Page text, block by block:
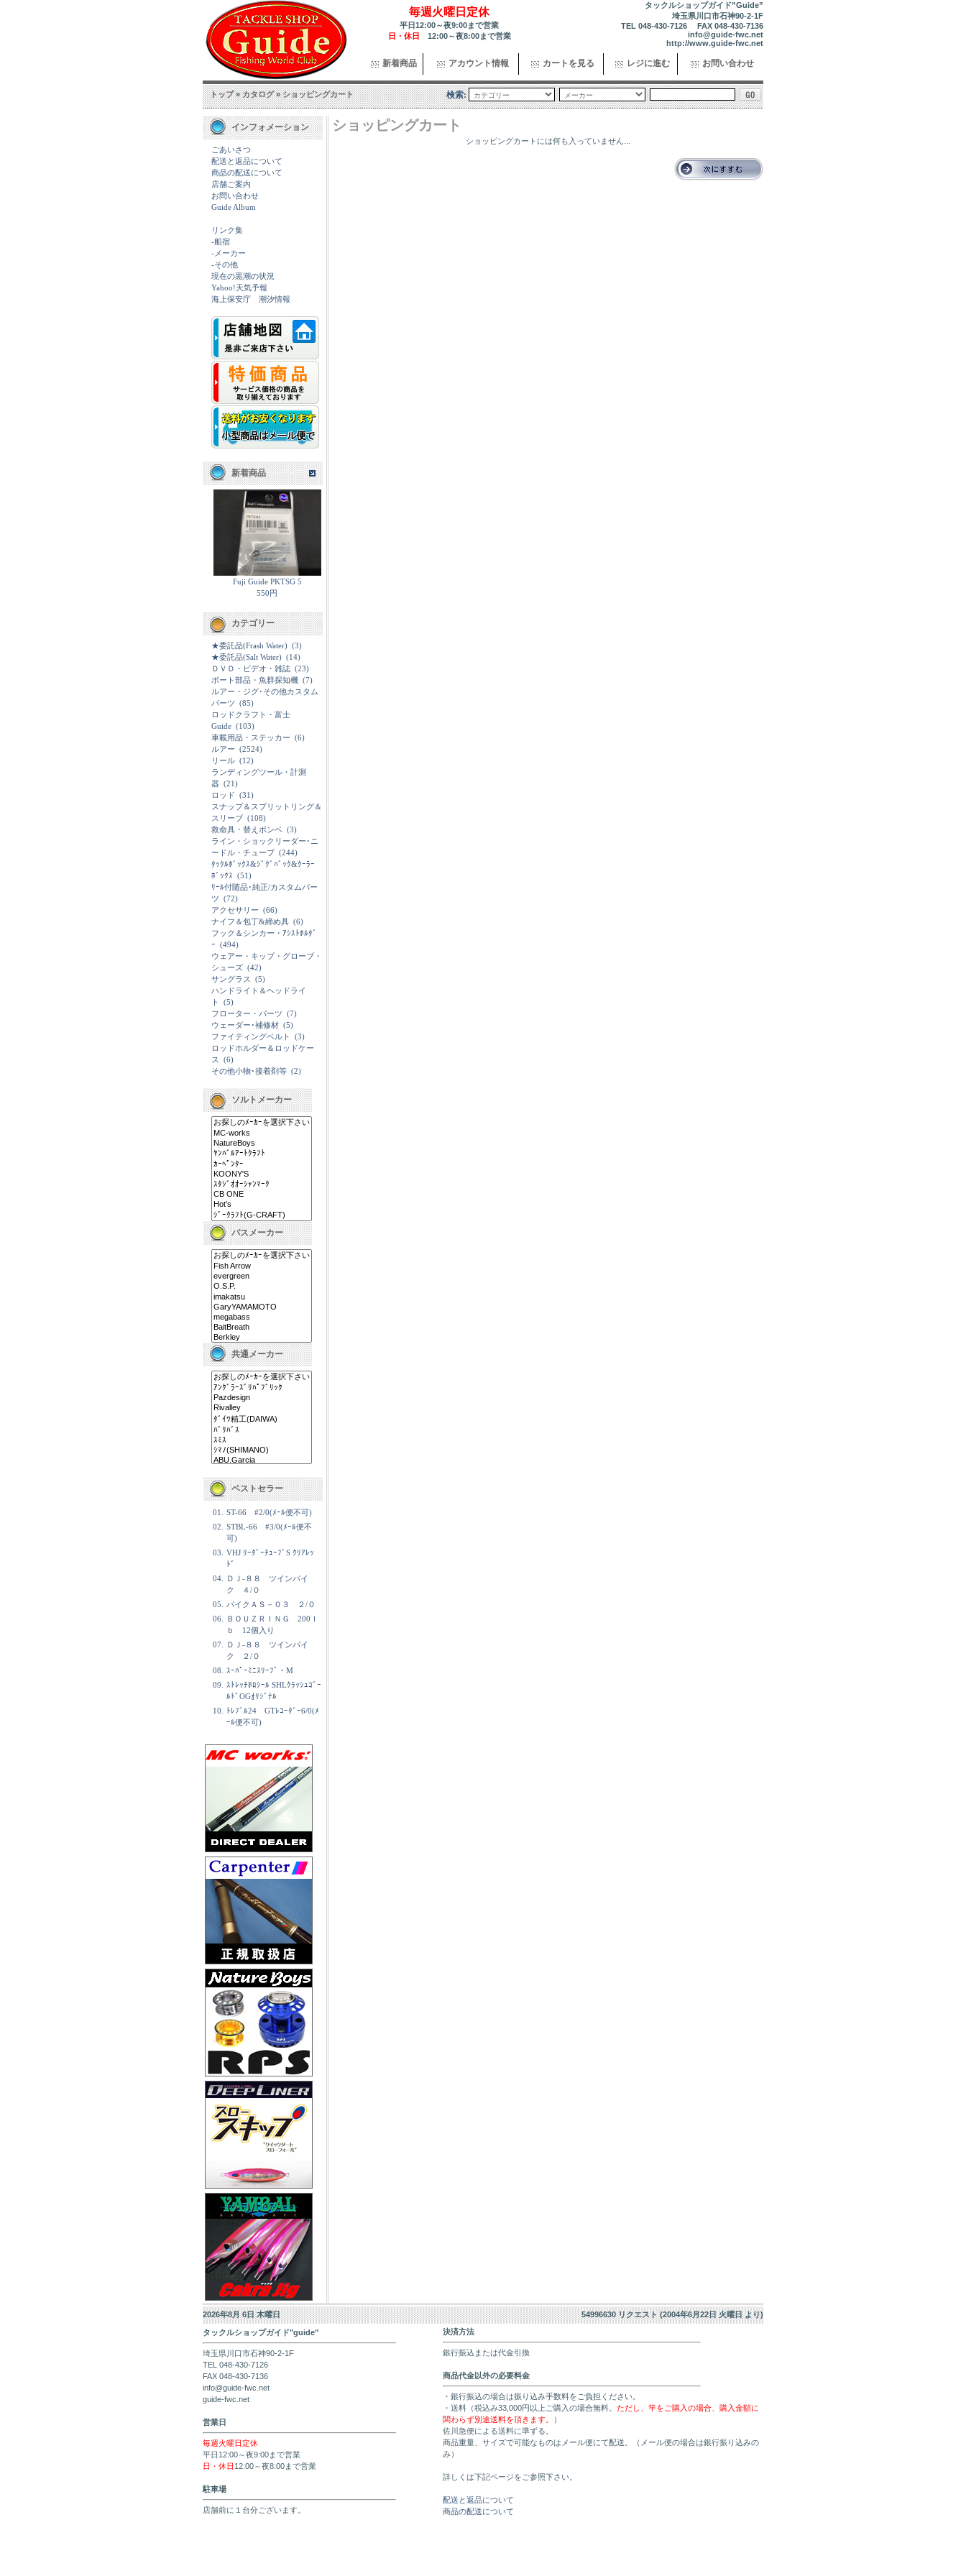
毎週火曜日定休
平日12:00～夜9:00まで営業
日・休日 12:00～夜8:00まで営業
タックルショップガイド”Guide”
埼玉県川口市石神90-2-1F
TEL 048-430-7126 FAX 048-430-7136
info@guide-fwc.net
http://www.guide-fwc.net
新着商品 アカウント情報 カートを見る レジに進む お問い合わせ
トップ»カタログ»ショッピングカート 検索:
インフォメーション
ごあいさつ
配送と返品について
商品の配送について
店舗ご案内
お問い合わせ
Guide Album
リンク集
-船宿
-メーカー
-その他
現在の黒潮の状況
Yahoo!天気予報
海上保安庁 潮汐情報
新着商品
Fuji Guide PKTSG 5
550円
カテゴリー
★委託品(Frash Water) (3)
★委託品(Salt Water) (14)
ＤＶＤ・ビデオ・雑誌 (23)
ボート部品・魚群探知機 (7)
ルアー・ジグ･その他カスタム
パーツ (85)
ロッドクラフト・富士
Guide (103)
車載用品・ステッカー (6)
ルアー (2524)
リール (12)
ランディングツール・計測
器 (21)
ロッド (31)
スナップ＆スプリットリング＆
スリーブ (108)
救命具・替えボンベ (3)
ライン・ショックリーダー･ニ
ードル・チューブ (244)
ﾀｯｸﾙﾎﾞｯｸｽ&ｼﾞｸﾞﾊﾞｯｸ&ｸｰﾗｰ
ﾎﾞｯｸｽ (51)
ﾘｰﾙ付随品･純正/カスタムパー
ツ (72)
アクセサリー (66)
ナイフ＆包丁&締め具 (6)
フック＆シンカー・ｱｼｽﾄﾎﾙﾀﾞ
ｰ (494)
ウェアー・キップ・グローブ・
シューズ (42)
サングラス
(5)
ハンドライト＆ヘッドライ
ト
(5)
フローター・パーツ (7)
ウェーダー･補修材 (5)
ファイティングベルト
(3)
ロッドホルダー＆ロッドケー
ス
(6)
その他小物･接着剤等 (2)
ソルトメーカー
バスメーカー
共通メーカー
ベストセラー
01.
ST-66 #2/0(ﾒｰﾙ便不可)
02.
STBL-66 #3/0(ﾒｰﾙ便不
可)
03.
VHJ ﾘｰﾀﾞｰﾁｭｰﾌﾞS ｸﾘｱﾚｯ
ﾄﾞ
04.
ＤＪ-８８ ツインパイ
ク ４/０
05.
パイクＡＳ－０３ ２/０
06.
ＢＯＵＺＲＩＮＧ 200ｌ
ｂ 12個入り
07.
ＤＪ-８８ ツインパイ
ク ２/０
08.
ｽｰﾊﾟｰﾐﾆｽﾘｰﾌﾞ・M
09.
ｽﾄﾚｯﾁﾎﾛｼｰﾙ SHLｸﾗｯｼｭｺﾞｰ
ﾙﾄﾞOGｵﾘｼﾞﾅﾙ
10.
ﾄﾚﾌﾞﾙ24 GTﾚｺｰﾀﾞｰ6/0(ﾒ
ｰﾙ便不可)
ショッピングカート
ショッピングカートには何も入っていません...
2026年8月 6日 木曜日 54996630 リクエスト (2004年6月22日 火曜日 より)
タックルショップガイド"guide"
埼玉県川口市石神90-2-1F
TEL 048-430-7126
FAX 048-430-7136
info@guide-fwc.net
guide-fwc.net
営業日
毎週火曜日定休
平日12:00～夜9:00まで営業
日・休日 12:00～夜8:00まで営業
駐車場
店舗前に１台分ございます。
決済方法
銀行振込または代金引換
商品代金以外の必要料金
・銀行振込の場合は振り込み手数料をご負担ください。
・送料（税込み33,000円以上ご購入の場合無料。 ただし、竿をご購入の場合、購入金額に
関わらず別途送料を頂きます。
）
佐川急便による送料に準ずる。
商品重量、サイズで可能なものはメール便にて配送。（メール便の場合は銀行振り込みの
み）
詳しくは下記ページをご参照下さい。
配送と返品について
商品の配送について